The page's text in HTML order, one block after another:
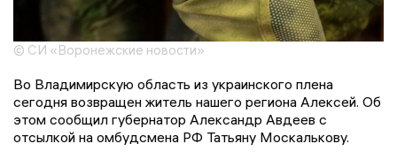
© СИ «Воронежские новости»
Во Владимирскую область из украинского плена
сегодня возвращен житель нашего региона Алексей. Об
этом сообщил губернатор Александр Авдеев с
отсылкой на омбудсмена РФ Татьяну Москалькову.